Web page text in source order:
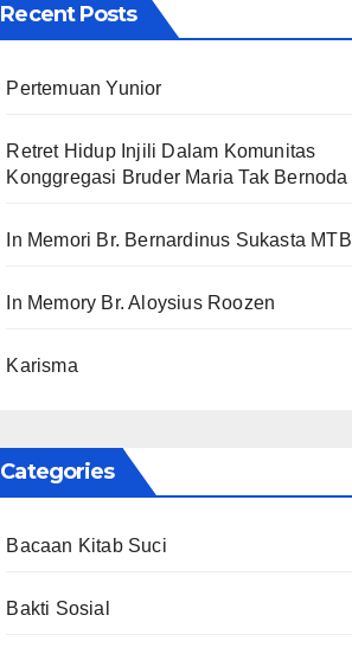
Recent Posts
Pertemuan Yunior
Retret Hidup Injili Dalam Komunitas
Konggregasi Bruder Maria Tak Bernoda
In Memori Br. Bernardinus Sukasta MTB
In Memory Br. Aloysius Roozen
Karisma
Categories
Bacaan Kitab Suci
Bakti Sosial